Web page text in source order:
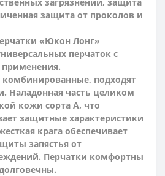
защита от проколов и
«Юкон Лонг»
перчаток с
комбинированные, подходят
Наладонная часть целиком
кожи сорта А, что
защитные характеристики
крага обеспечивает
запястья от
Перчатки комфортны